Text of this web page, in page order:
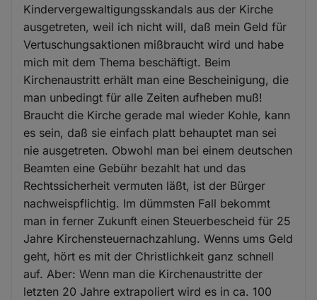
Kindervergewaltigungsskandals aus der Kirche
ausgetreten, weil ich nicht will, daß mein Geld für
Vertuschungsaktionen mißbraucht wird und habe
mich mit dem Thema beschäftigt. Beim
Kirchenaustritt erhält man eine Bescheinigung, die
man unbedingt für alle Zeiten aufheben muß!
Braucht die Kirche gerade mal wieder Kohle, kann
es sein, daß sie einfach platt behauptet man sei
nie ausgetreten. Obwohl man bei einem deutschen
Beamten eine Gebühr bezahlt hat und das
Rechtssicherheit vermuten läßt, ist der Bürger
nachweispflichtig. Im dümmsten Fall bekommt
man in ferner Zukunft einen Steuerbescheid für 25
Jahre Kirchensteuernachzahlung. Wenns ums Geld
geht, hört es mit der Christlichkeit ganz schnell
auf. Aber: Wenn man die Kirchenaustritte der
letzten 20 Jahre extrapoliert wird es in ca. 100